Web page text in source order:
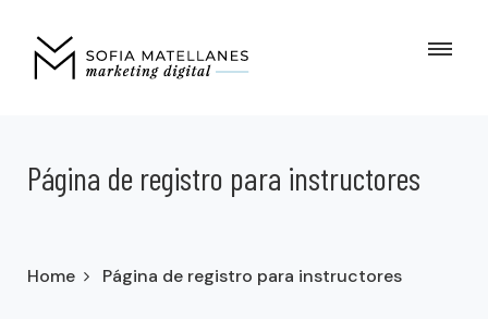
Página de registro para instructores
Home Página de registro para instructores